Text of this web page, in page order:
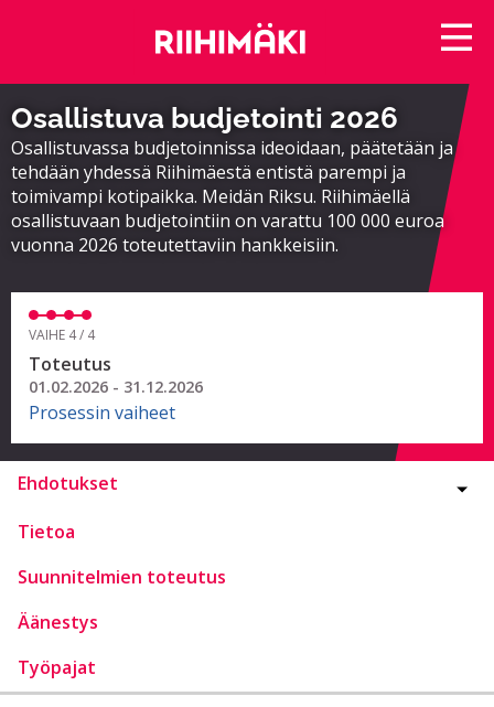
Osallistuva budjetointi 2026
Osallistuvassa budjetoinnissa ideoidaan, päätetään ja
tehdään yhdessä Riihimäestä entistä parempi ja
toimivampi kotipaikka. Meidän Riksu. Riihimäellä
osallistuvaan budjetointiin on varattu 100 000 euroa
vuonna 2026 toteutettaviin hankkeisiin.
VAIHE 4 / 4
Toteutus
01.02.2026 - 31.12.2026
Prosessin vaiheet
Ehdotukset
Tietoa
Suunnitelmien toteutus
Äänestys
Työpajat